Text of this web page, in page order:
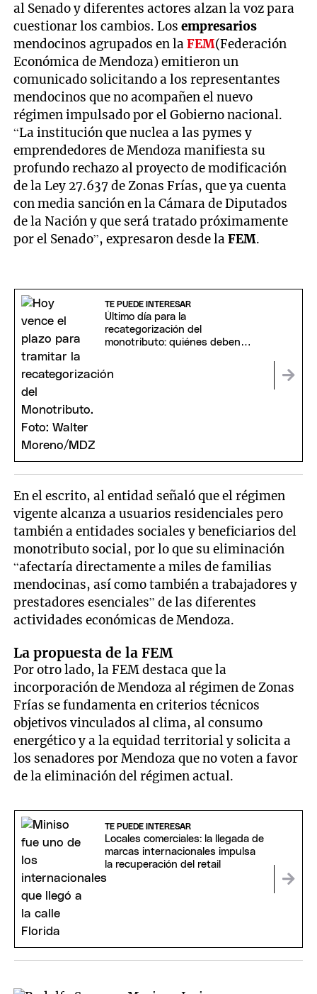
al Senado y diferentes actores alzan la voz para
cuestionar los cambios. Losempresarios
mendocinos agrupados en laFEM(Federación
Económica de Mendoza) emitieron un
comunicado solicitando a los representantes
mendocinos que no acompañen el nuevo
régimen impulsado por el Gobierno nacional.
“La institución que nuclea a las pymes y
emprendedores de Mendoza manifiesta su
profundo rechazo al proyecto de modificación
de la Ley 27.637 de Zonas Frías, que ya cuenta
con media sanción en la Cámara de Diputados
de la Nación y que será tratado próximamente
por el Senado”, expresaron desde laFEM.
TE PUEDE INTERESAR
Último día para la
recategorización del
monotributo: quiénes deben
En el escrito, al entidad señaló que el régimen
vigente alcanza a usuarios residenciales pero
también a entidades sociales y beneficiarios del
monotributo social, por lo que su eliminación
“afectaría directamente a miles de familias
mendocinas, así como también a trabajadores y
prestadores esenciales” de las diferentes
actividades económicas de Mendoza.
La propuesta de la FEM
Por otro lado, la FEM destaca que la
incorporación de Mendoza al régimen de Zonas
Frías se fundamenta en criterios técnicos
objetivos vinculados al clima, al consumo
energético y a la equidad territorial y solicita a
los senadores por Mendoza que no voten a favor
de la eliminación del régimen actual.
TE PUEDE INTERESAR
Locales comerciales: la llegada de
marcas internacionales impulsa
la recuperación del retail